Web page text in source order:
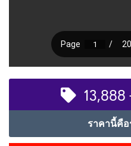
13,888
ราคานี้คือ